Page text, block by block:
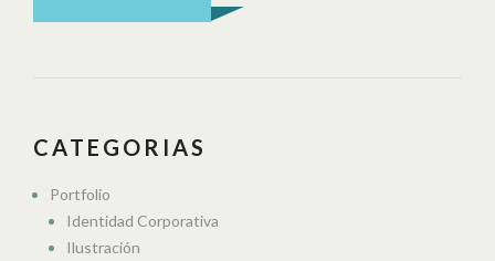
CATEGORIAS
Portfolio
Identidad Corporativa
Ilustración